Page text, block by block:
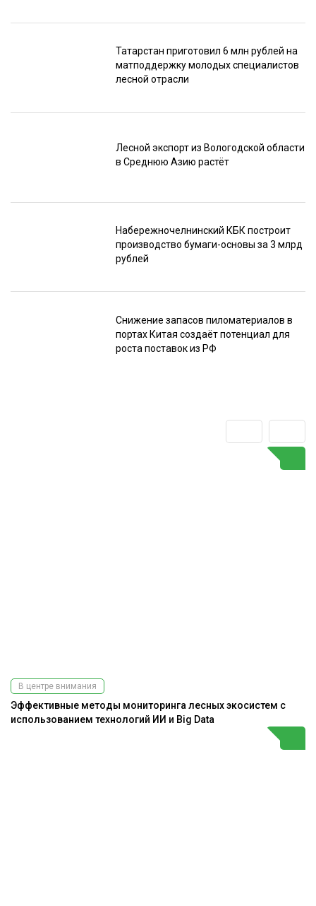
Татарстан приготовил 6 млн рублей на
матподдержку молодых специалистов
лесной отрасли
Лесной экспорт из Вологодской области
в Среднюю Азию растёт
Набережночелнинский КБК построит
производство бумаги-основы за 3 млрд
рублей
Снижение запасов пиломатериалов в
портах Китая создаёт потенциал для
роста поставок из РФ
В центре внимания
Эффективные методы мониторинга лесных экосистем с
использованием технологий ИИ и Big Data